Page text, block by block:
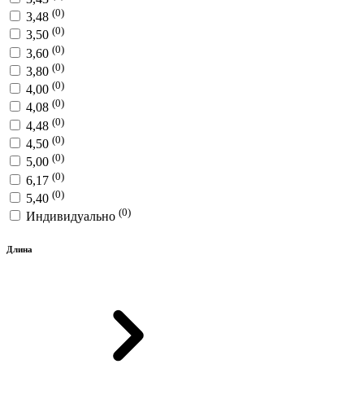
3,48 (0)
3,50 (0)
3,60 (0)
3,80 (0)
4,00 (0)
4,08 (0)
4,48 (0)
4,50 (0)
5,00 (0)
6,17 (0)
5,40 (0)
Индивидуально (0)
Длина